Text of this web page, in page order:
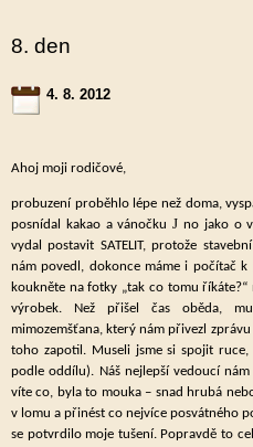
8. den
4. 8. 2012
Ahoj moji rodičové,
probuzení proběhlo lépe než doma,
posnídal kakao a vánočkuJ no jako o
vydal postavit SATELIT, protože
nám povedl, dokonce máme i počítač
koukněte na fotky „tak co tomu
výrobek. Než přišel čas oběda,
mimozemšťana, který nám přivezl
toho zapotil. Museli jsme si spojit
podle oddílu). Náš nejlepší vedoucí
víte co, byla to mouka – snad hrubá
v lomu a přinést co nejvíce posvátného
se potvrdilo moje tušení. Popravdě to